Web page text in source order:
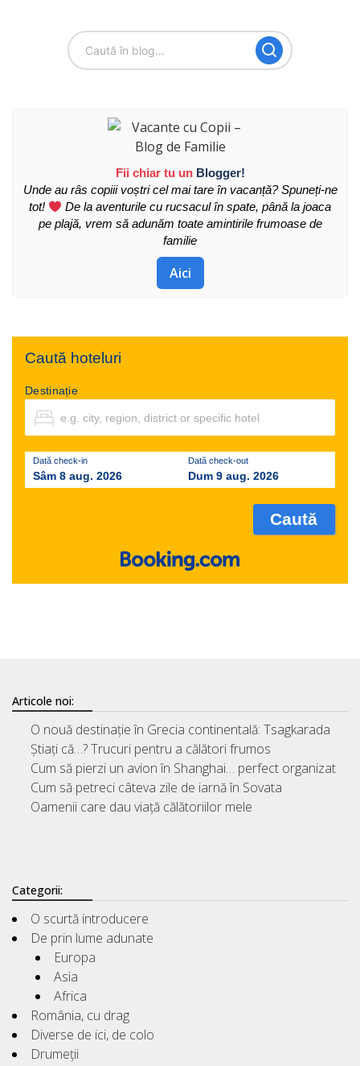
Fii chiar tu un Blogger!
Unde au râs copiii voștri cel mai tare în vacanță? Spuneți-ne
tot!
De la aventurile cu rucsacul în spate, până la joaca
pe plajă, vrem să adunăm toate amintirile frumoase de
familie
Aici
Caută hoteluri
Destinație
Dată check-in
Sâm 8 aug. 2026
Dată check-out
Dum 9 aug. 2026
Articole noi:
O nouă destinație în Grecia continentală: Tsagkarada
Știați că…? Trucuri pentru a călători frumos
Cum să pierzi un avion în Shanghai… perfect organizat
Cum să petreci câteva zile de iarnă în Sovata
Oamenii care dau viață călătoriilor mele
Categorii:
O scurtă introducere
De prin lume adunate
Europa
Asia
Africa
România, cu drag
Diverse de ici, de colo
Drumeții